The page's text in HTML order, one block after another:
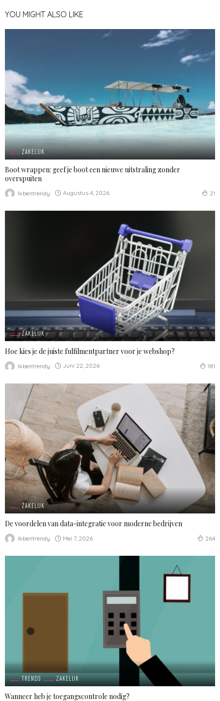
YOU MIGHT ALSO LIKE
ZAKELIJK
Boot wrappen: geef je boot een nieuwe uitstraling zonder
overspuiten
Ikbentrendy Augustus 4, 2026 21
ZAKELIJK
Hoe kies je de juiste fulfilmentpartner voor je webshop?
Ikbentrendy Juni 22, 2026 181
ZAKELIJK
De voordelen van data-integratie voor moderne bedrijven
Ikbentrendy Mei 7, 2026 264
TRENDS ZAKELIJK
Wanneer heb je toegangscontrole nodig?